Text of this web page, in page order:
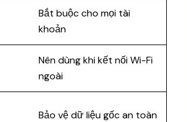
Bắt buộc cho mọi tài
khoản
Nên dùng khi kết nối Wi-Fi
ngoài
Bảo vệ dữ liệu gốc an toàn